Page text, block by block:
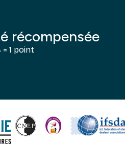
récompensée
= 1 point